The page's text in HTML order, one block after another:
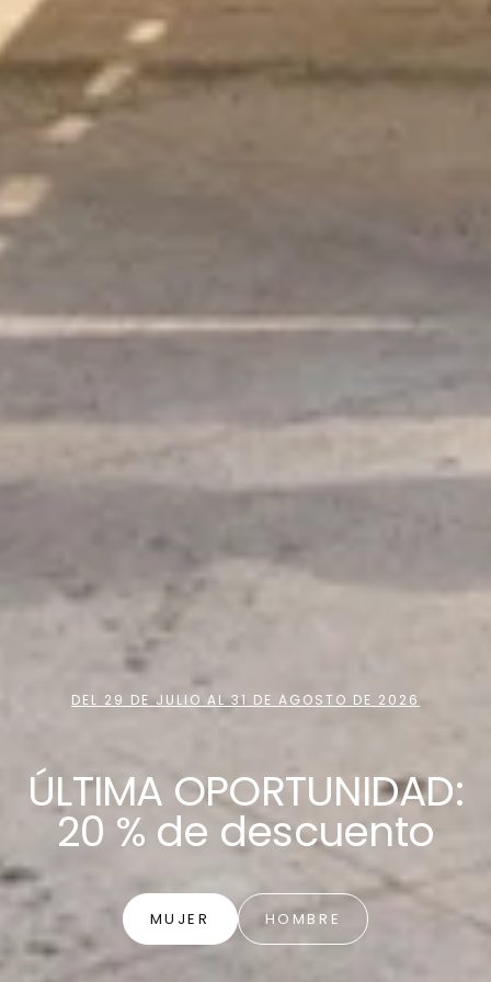
DEL 29 DE JULIO AL 31 DE AGOSTO DE 2026
ÚLTIMA OPORTUNIDAD:
20 % de descuento
MUJER HOMBRE